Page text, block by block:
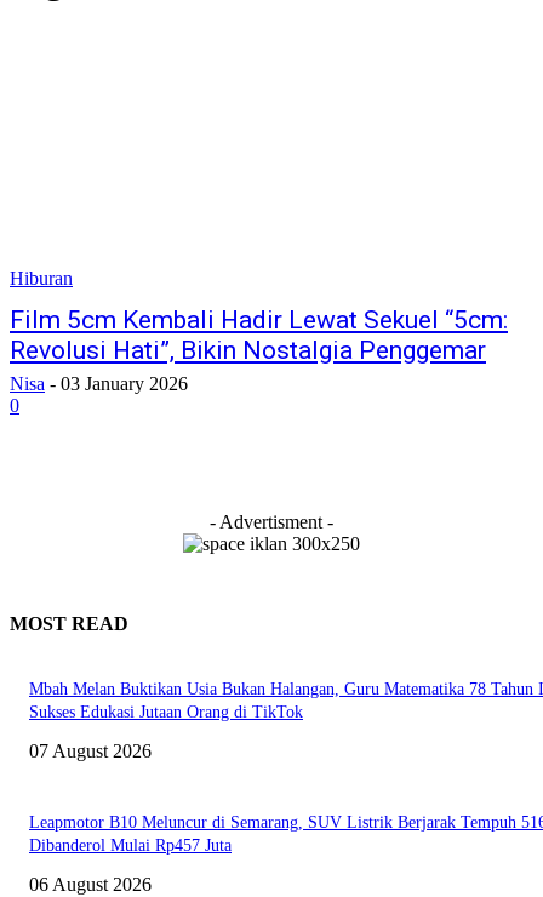
Hiburan
Film 5cm Kembali Hadir Lewat Sekuel “5cm:
Revolusi Hati”, Bikin Nostalgia Penggemar
Nisa - 03 January 2026
0
- Advertisment -
MOST READ
Mbah Melan Buktikan Usia Bukan Halangan, Guru Matematika 78 Tahun
Sukses Edukasi Jutaan Orang di TikTok
07 August 2026
Leapmotor B10 Meluncur di Semarang, SUV Listrik Berjarak Tempuh
Dibanderol Mulai Rp457 Juta
06 August 2026